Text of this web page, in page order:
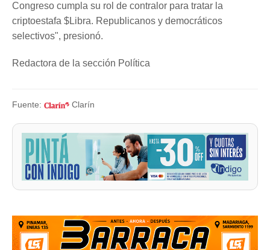
Congreso cumpla su rol de contralor para tratar la
criptoestafa $Libra. Republicanos y democráticos
selectivos", presionó.
Redactora de la sección Política
Fuente: Clarín